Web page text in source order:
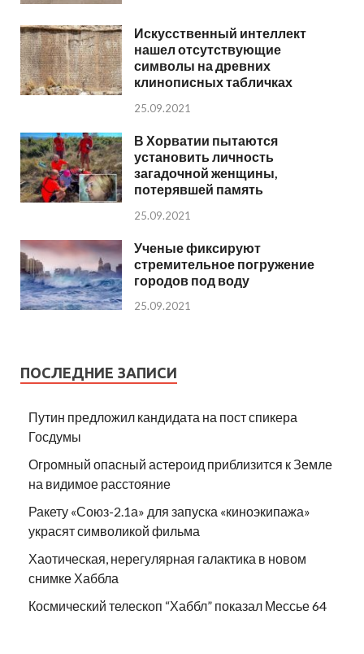
Искусственный интеллект
нашел отсутствующие
символы на древних
клинописных табличках
25.09.2021
В Хорватии пытаются
установить личность
загадочной женщины,
потерявшей память
25.09.2021
Ученые фиксируют
стремительное погружение
городов под воду
25.09.2021
ПОСЛЕДНИЕ ЗАПИСИ
Путин предложил кандидата на пост спикера
Госдумы
Огромный опасный астероид приблизится к Земле
на видимое расстояние
Ракету «Союз-2.1а» для запуска «киноэкипажа»
украсят символикой фильма
Хаотическая, нерегулярная галактика в новом
снимке Хаббла
Космический телескоп “Хаббл” показал Мессье 64